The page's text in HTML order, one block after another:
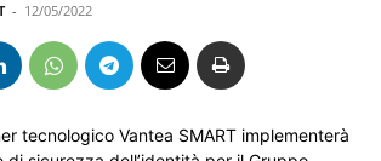
- 12/05/2022
tecnologico Vantea SMART implementerà